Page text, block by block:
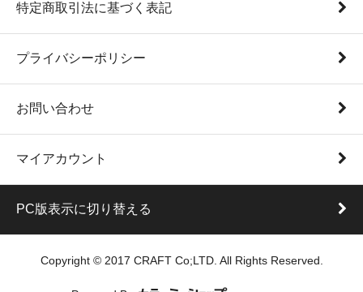
特定商取引法に基づく表記
プライバシーポリシー
お問い合わせ
マイアカウント
PC版表示に切り替える
Copyright © 2017 CRAFT Co;LTD. All Rights Reserved.